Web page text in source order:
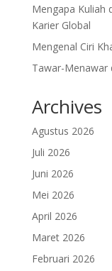
Mengapa Kuliah
Karier Global
Mengenal Ciri
Tawar-Menawar
Archives
Agustus 2026
Juli 2026
Juni 2026
Mei 2026
April 2026
Maret 2026
Februari 2026